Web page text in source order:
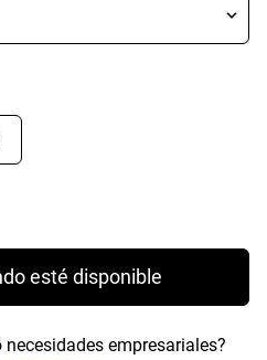
€
esté disponible
empresariales?